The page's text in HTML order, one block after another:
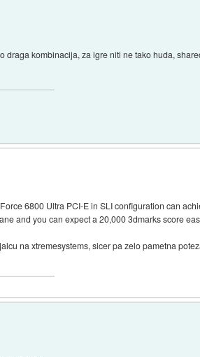
kombinacija, za igre niti ne tako huda,
6800 Ultra PCI-E in SLI configuration can
and you can expect a 20,000 3dmarks score
na xtremesystems, sicer pa zelo pametna